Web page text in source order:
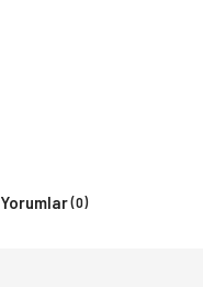
Yorumlar(0)